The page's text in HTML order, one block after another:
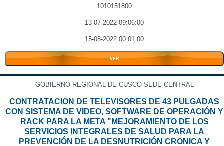
1010151800
13-07-2022 09:06:00
15-08-2022 00:01:00
VER
GOBIERNO REGIONAL DE CUSCO SEDE CENTRAL
CONTRATACION DE TELEVISORES DE 43 PULGADAS
CON SISTEMA DE VIDEO, SOFTWARE DE OPERACIÓN Y
RACK PARA LA META "MEJORAMIENTO DE LOS
SERVICIOS INTEGRALES DE SALUD PARA LA
PREVENCIÓN DE LA DESNUTRICIÓN CRONICA Y